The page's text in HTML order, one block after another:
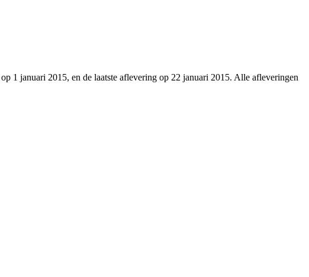
1 januari 2015, en de laatste aflevering op 22 januari 2015. Alle afleveringen